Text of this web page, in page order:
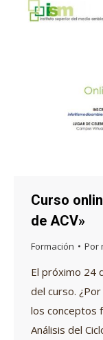
Curso
de ACV»
Formación Por
El próximo 24
del curso.
los conceptos
Análisis del